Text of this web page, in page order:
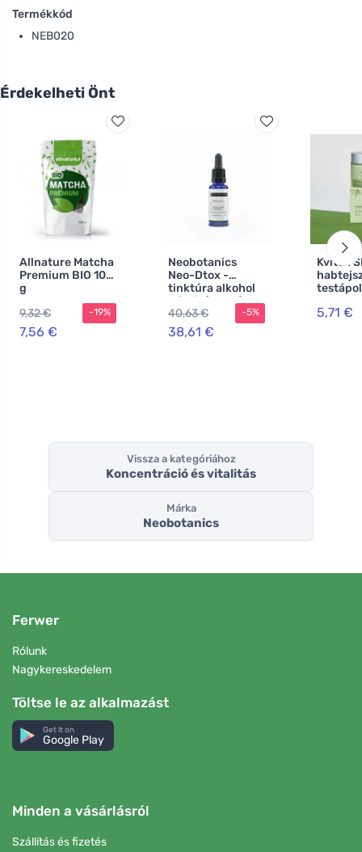
Termékkód
NEB020
Érdekelheti Önt
Allnature Matcha
Premium BIO 100
g
9,32 €
7,56 €
-19%
Neobotanics
Neo-Dtox -
tinktúra alkohol
nélkül (50 ml) -
légúti
problémákra
40,63 €
38,61 €
-5%
Kvitok SENSES
5,71 €
Vissza a kategóriához
Koncentráció és vitalitás
Márka
Neobotanics
Ferwer
Rólunk
Nagykereskedelem
Töltse le az alkalmazást
Get it on
Google Play
Minden a vásárlásról
Szállítás és fizetés